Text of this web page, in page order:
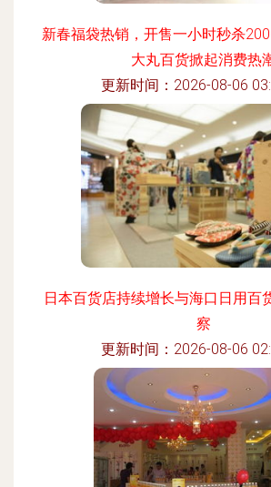
新春福袋热销，开售一小时秒杀
大丸百货掀起消费热
更新时间：2026-08-06
日本百货店持续增长与海口日用百
察
更新时间：2026-08-06